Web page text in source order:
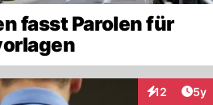
fasst Parolen für
12 5y